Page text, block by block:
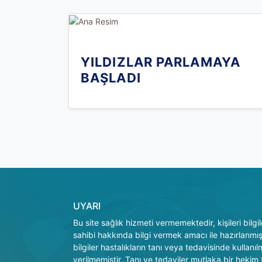
YILDIZLAR PARLAMAYA
BAŞLADI
UYARI
Bu site sağlık hizmeti vermemektedir, kişileri
sahibi hakkında bilgi vermek amacı ile
bilgiler hastalıkların tanı veya tedavisinde
verilmemiştir. Tanı ve tedaviler mutlaka bir hekim